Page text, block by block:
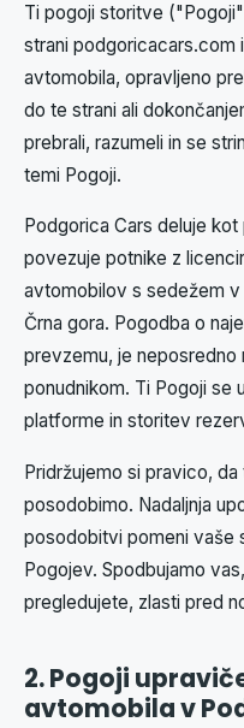
Ti pogoji storitve
strani podgoricacars.com
avtomobila, opravljeno
do te strani ali
prebrali, razumeli in se
temi Pogoji.
Podgorica Cars deluje
povezuje potnike z
avtomobilov s sedežem
Črna gora. Pogodba o
prevzemu, je neposredno
ponudnikom. Ti Pogoji se
platforme in storitev
Pridržujemo si pravico,
posodobimo. Nadaljnja
posodobitvi pomeni vaše
Pogojev. Spodbujamo
pregledujete, zlasti pred
2. Pogoji
avtomobila v